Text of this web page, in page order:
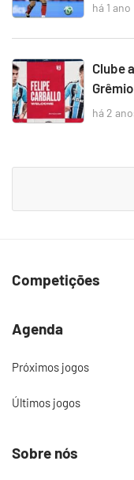
há 1 ano
Clube
há 2
Competições
Agenda
Próximos jogos
Últimos jogos
Sobre nós